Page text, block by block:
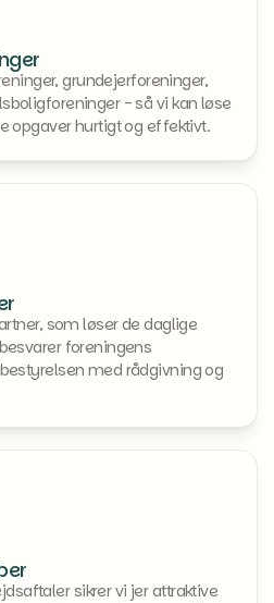
grundejerforeninger,
- så vi kan løse
opgaver hurtigt og effektivt.
som løser de daglige
foreningens
med rådgivning og
sikrer vi jer attraktive